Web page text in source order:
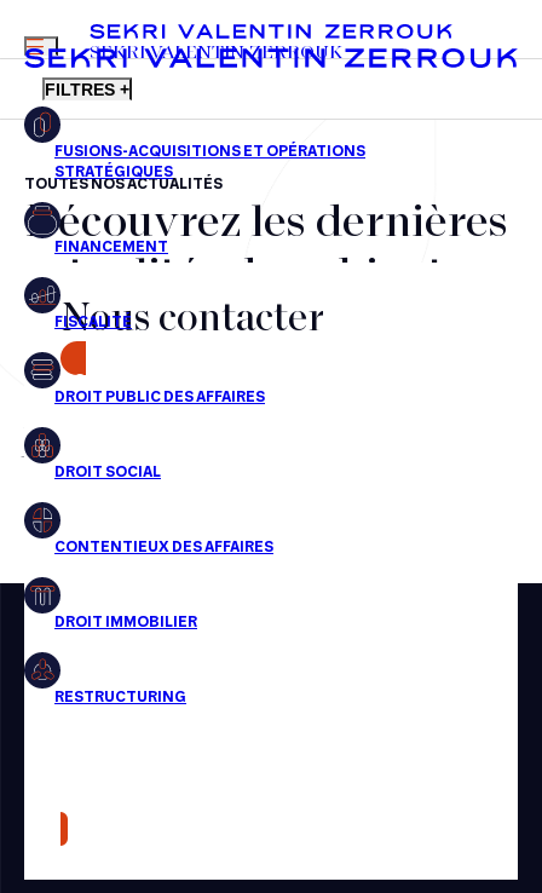
FR EN
MENU
SEKRI VALENTIN ZERROUK
FILTRES +
Fusions-acquisitions et opérations stratégiques
Financement
Fiscalité
Droit public des affaires
Droit social
Droit immobilier
Restructuring
Presse
TOUTES NOS ACTUALITÉS
Découvrez les dernières
actualités du cabinet,
nos récompenses et nos
transactions, jour après
jour
Aucun résultats pour cette recherche
Nous contacter